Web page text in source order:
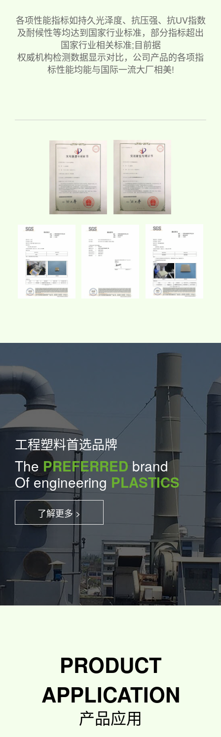
各项性能指标如持久光泽度、抗压强、抗UV指数
及耐候性等均达到国家行业标准，部分指标超出
国家行业相关标准;目前据
权威机构检测数据显示对比，公司产品的各项指
标性能均能与国际一流大厂相美!
工程塑料首选品牌
The PREFERRED brand
Of engineering PLASTICS
了解更多 >
PRODUCT
APPLICATION
产品应用